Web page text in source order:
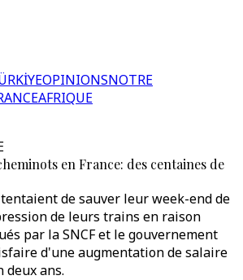
OPINIONSNOTRE
AFRIQUE
en France: des centaines de
tentaient de sauver leur week-end de
de leurs trains en raison
par la SNCF et le gouvernement
d'une augmentation de salaire
deux ans.